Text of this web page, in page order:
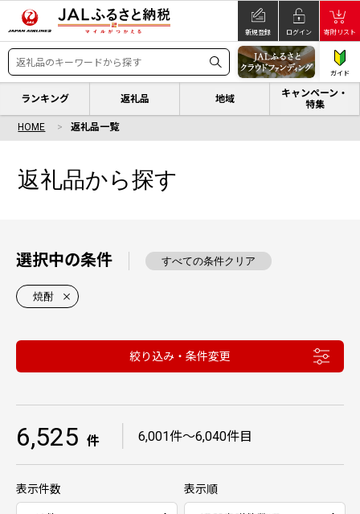
新規登録 ログイン 寄附リスト
ガイド
ランキング 返礼品 地域
キャンペーン・
特集
HOME 返礼品一覧
返礼品から探す
選択中の条件 すべての条件クリア
焼酎
絞り込み・条件変更
6,525 件 6,001件〜6,040件目
表示件数 表示順